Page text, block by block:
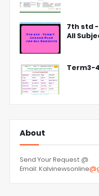
7th std -
All
Term3-
About
Send Your Request @
Email: Kalvinewsonline